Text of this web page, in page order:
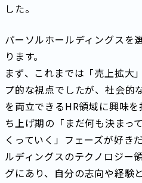
した。
パーソルホールディングスを
ります。
まず、これまでは「売上拡大
プ的な視点でしたが、社会的
を両立できるHR領域に興味
ち上げ期の「まだ何も決まっ
くっていく」フェーズが好き
ルディングスのテクノロジー
グにあり、自分の志向や経験